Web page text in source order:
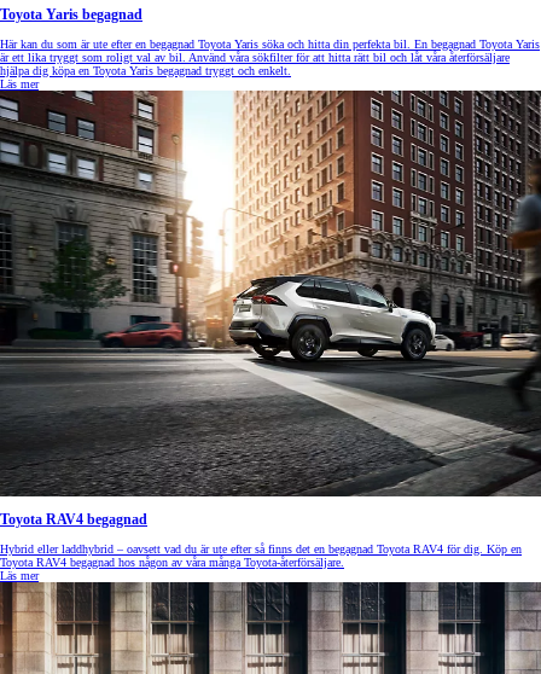
Toyota Yaris begagnad
Här kan du som är ute efter en begagnad Toyota Yaris söka och hitta din perfekta bil. En begagnad Toyota Yaris
är ett lika tryggt som roligt val av bil. Använd våra sökfilter för att hitta rätt bil och låt våra återförsäljare
hjälpa dig köpa en Toyota Yaris begagnad tryggt och enkelt.
Läs mer
Toyota RAV4 begagnad
Hybrid eller laddhybrid – oavsett vad du är ute efter så finns det en begagnad Toyota RAV4 för dig. Köp en
Toyota RAV4 begagnad hos någon av våra många Toyota-återförsäljare.
Läs mer